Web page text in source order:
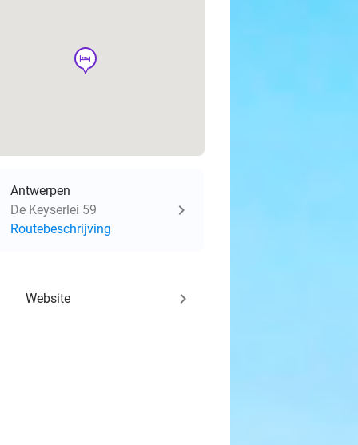
hotel
Antwerpen
De Keyserlei 59
Routebeschrijving
Website keyboard_arrow_right